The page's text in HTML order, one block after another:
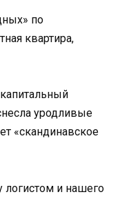
по
квартира,
уродливые
«скандинавское
логистом и нашего